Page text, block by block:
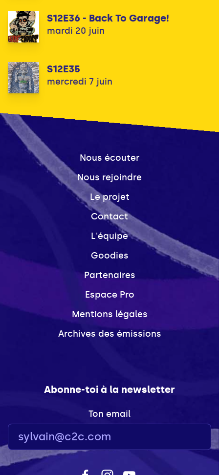
S12E36 - Back To Garage!
mardi 20 juin
S12E35
mercredi 7 juin
Nous écouter
Nous rejoindre
Le projet
Contact
L'équipe
Goodies
Partenaires
Espace Pro
Mentions légales
Archives des émissions
Abonne-toi à la newsletter
Ton email